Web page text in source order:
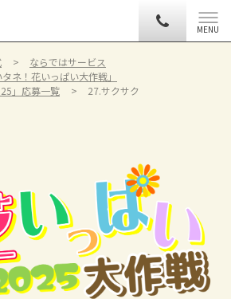
MENU
ならではサービス
ネ！花いっぱい大作戦」
」応募一覧
27.サクサク